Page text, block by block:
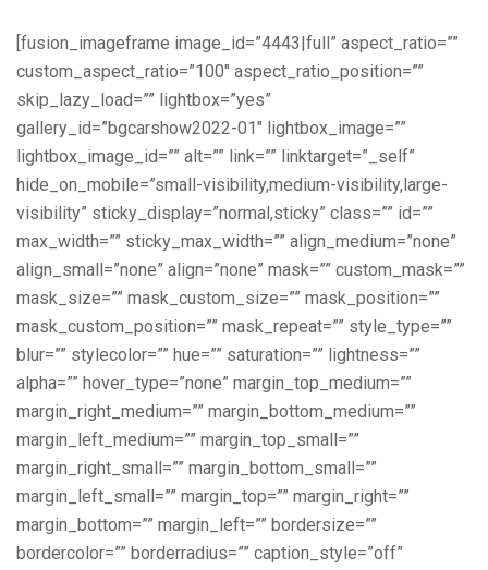
[fusion_imageframe image_id=”4443|full” aspect_ratio=””
custom_aspect_ratio=”100″ aspect_ratio_position=””
skip_lazy_load=”” lightbox=”yes”
gallery_id=”bgcarshow2022-01″ lightbox_image=””
lightbox_image_id=”” alt=”” link=”” linktarget=”_self”
hide_on_mobile=”small-visibility,medium-visibility,large-
visibility” sticky_display=”normal,sticky” class=”” id=””
max_width=”” sticky_max_width=”” align_medium=”none”
align_small=”none” align=”none” mask=”” custom_mask=””
mask_size=”” mask_custom_size=”” mask_position=””
mask_custom_position=”” mask_repeat=”” style_type=””
blur=”” stylecolor=”” hue=”” saturation=”” lightness=””
alpha=”” hover_type=”none” margin_top_medium=””
margin_right_medium=”” margin_bottom_medium=””
margin_left_medium=”” margin_top_small=””
margin_right_small=”” margin_bottom_small=””
margin_left_small=”” margin_top=”” margin_right=””
margin_bottom=”” margin_left=”” bordersize=””
bordercolor=”” borderradius=”” caption_style=”off”